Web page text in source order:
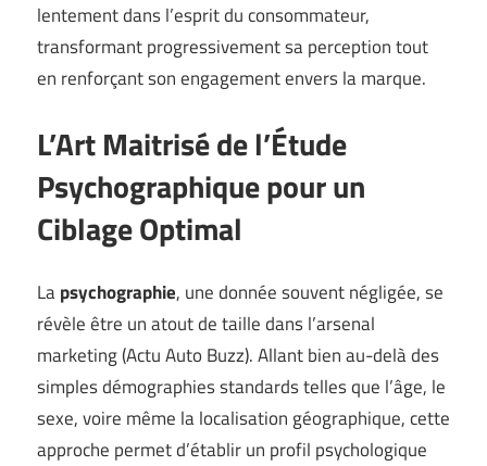
lentement dans l’esprit du consommateur,
transformant progressivement sa perception tout
en renforçant son engagement envers la marque.
L’Art Maitrisé de l’Étude
Psychographique pour un
Ciblage Optimal
Lapsychographie, une donnée souvent négligée, se
révèle être un atout de taille dans l’arsenal
marketing (Actu Auto Buzz). Allant bien au-delà des
simples démographies standards telles que l’âge, le
sexe, voire même la localisation géographique, cette
approche permet d’établir un profil psychologique